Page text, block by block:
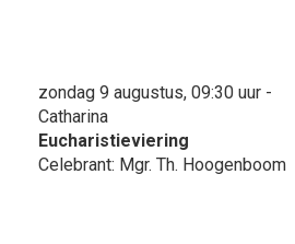
zondag 9 augustus, 09:30 uur -
Catharina
Eucharistieviering
Celebrant: Mgr. Th. Hoogenboom